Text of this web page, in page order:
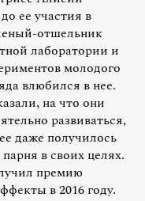
ее участия в
отшельник
лаборатории и
молодого
влюбился в нее.
на что они
развиваться,
даже получилось
в своих целях.
премию
в 2016 году.